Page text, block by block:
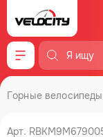
Меню
Горные велосипеды
Арт.